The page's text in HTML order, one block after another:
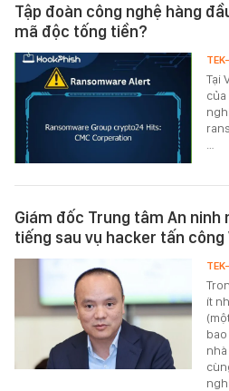
Tập đoàn công nghệ hàng
mã độc tống tiền?
Tại
Giám đốc Trung tâm An ninh
tiếng sau vụ hacker tấn công
ít